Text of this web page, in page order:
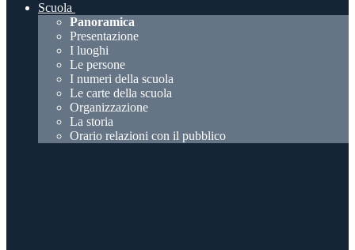
Scuola
Panoramica
Presentazione
I luoghi
Le persone
I numeri della scuola
Le carte della scuola
Organizzazione
La storia
Orario relazioni con il pubblico